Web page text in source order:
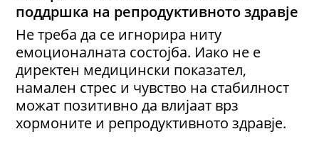
поддршка на репродуктивното здравје
Не треба да се игнорира ниту
емоционалната состојба. Иако не е
директен медицински показател,
намален стрес и чувство на стабилност
можат позитивно да влијаат врз
хормоните и репродуктивното здравје.